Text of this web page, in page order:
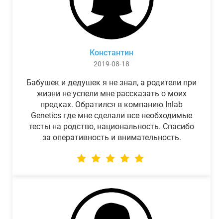
Константин
2019-08-18
Бабушек и дедушек я не знал, а родители при
жизни не успели мне рассказать о моих
предках. Обратился в компанию Inlab
Genetics где мне сделали все необходимые
тесты на родство, национальность. Спасибо
за оперативность и внимательность.